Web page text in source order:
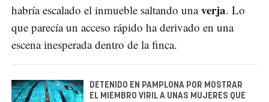
habría escalado el inmueble saltando unaverja. Lo
que parecía un acceso rápido ha derivado en una
escena inesperada dentro de la finca.
DETENIDO EN PAMPLONA POR MOSTRAR
EL MIEMBRO VIRIL A UNAS MUJERES QUE